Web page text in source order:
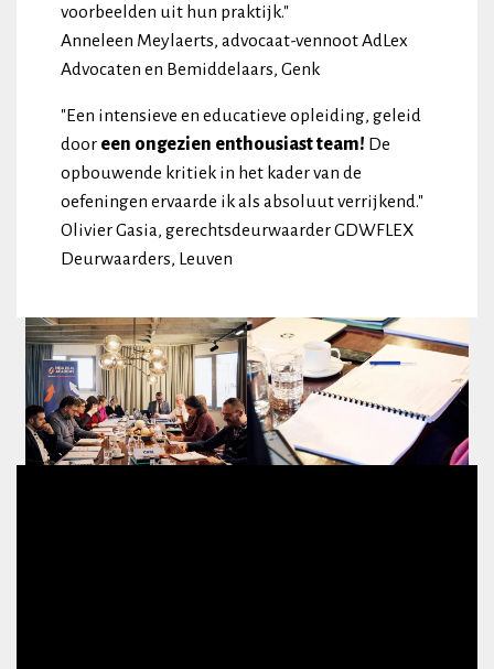
voorbeelden uit hun praktijk."
Anneleen Meylaerts, advocaat-vennoot AdLex
Advocaten en Bemiddelaars, Genk
"Een intensieve en educatieve opleiding, geleid
door een ongezien enthousiast team! De
opbouwende kritiek in het kader van de
oefeningen ervaarde ik als absoluut verrijkend."
Olivier Gasia, gerechtsdeurwaarder GDWFLEX
Deurwaarders, Leuven